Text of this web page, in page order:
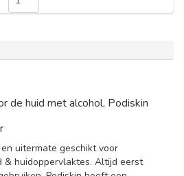
de huid met alcohol, Podiskin
uitermate geschikt voor
& huidoppervlaktes. Altijd eerst